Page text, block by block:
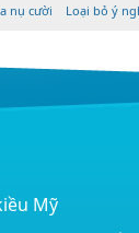
nụ cười Loại bỏ ý
Mỹ